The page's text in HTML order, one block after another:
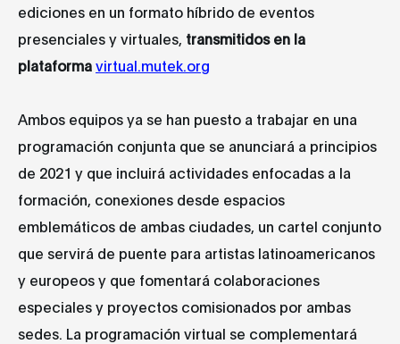
ediciones en un formato híbrido de eventos
presenciales y virtuales, transmitidos en la
plataformavirtual.mutek.org
Ambos equipos ya se han puesto a trabajar en una
programación conjunta que se anunciará a principios
de 2021 y que incluirá actividades enfocadas a la
formación, conexiones desde espacios
emblemáticos de ambas ciudades, un cartel conjunto
que servirá de puente para artistas latinoamericanos
y europeos y que fomentará colaboraciones
especiales y proyectos comisionados por ambas
sedes. La programación virtual se complementará